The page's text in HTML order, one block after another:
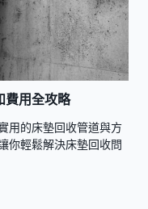
費用全攻略
用的床墊回收管道與方
你輕鬆解決床墊回收問